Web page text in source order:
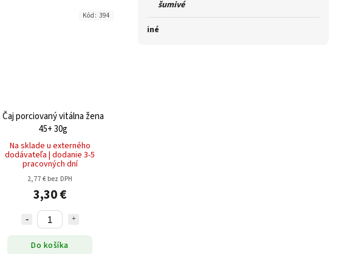
šumivé
iné
Čaj porciovaný vitálna žena
45+ 30g
Na sklade u externého
dodávateľa | dodanie 3-5
pracovných dní
2,77 € bez DPH
3,30 €
Do košíka
Kód: 394